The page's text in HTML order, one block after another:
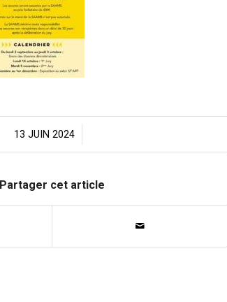
13 JUIN 2024
/
Partager cet article